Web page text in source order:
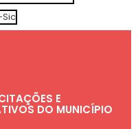
E
DO MUNICÍPIO